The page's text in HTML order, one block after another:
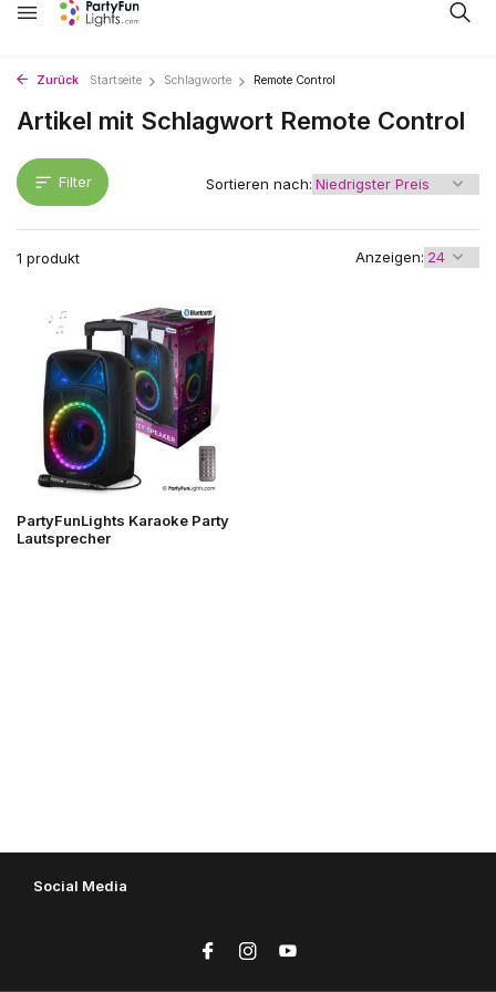
Zurück Startseite Schlagworte Remote Control
Artikel mit Schlagwort Remote Control
Filter
1 produkt Anzeigen:
Sortieren nach:
PartyFunLights Karaoke Party
Lautsprecher
Social Media